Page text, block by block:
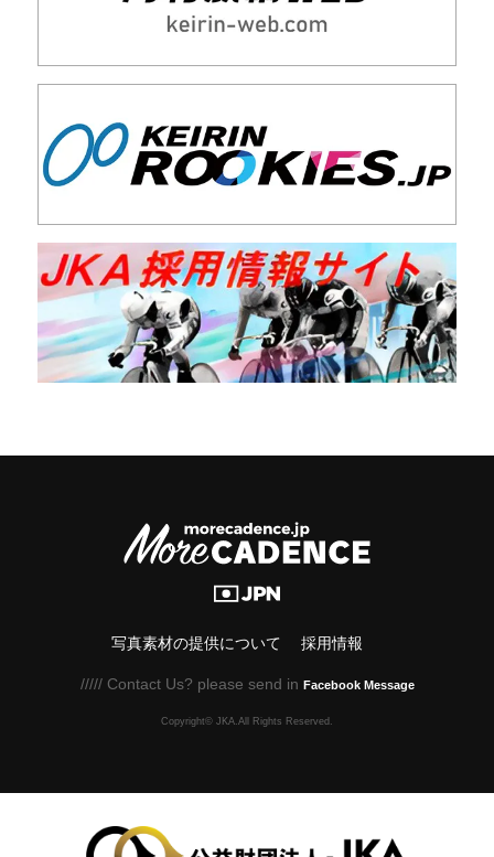
写真素材の提供について 採用情報
///// Contact Us? please send in Facebook Message
Copyright© JKA.All Rights Reserved.